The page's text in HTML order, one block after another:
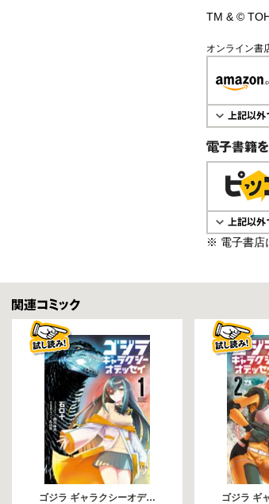
TM & ©
オンライン書
電子書籍で購
※ 電子書店
関連コミックス
ゴジラ ギャラクシーオデ… ゴジラ ギ